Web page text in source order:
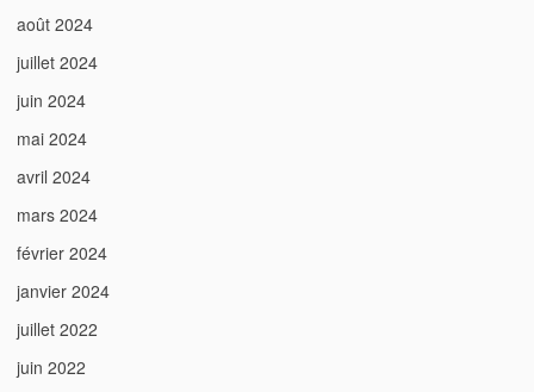
août 2024
juillet 2024
juin 2024
mai 2024
avril 2024
mars 2024
février 2024
janvier 2024
juillet 2022
juin 2022